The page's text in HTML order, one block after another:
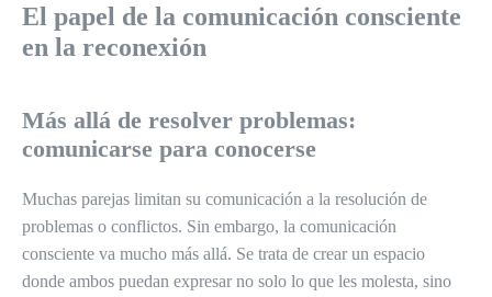
El papel de la comunicación consciente
en la reconexión
Más allá de resolver problemas:
comunicarse para conocerse
Muchas parejas limitan su comunicación a la resolución de
problemas o conflictos. Sin embargo, la comunicación
consciente va mucho más allá. Se trata de crear un espacio
donde ambos puedan expresar no solo lo que les molesta, sino